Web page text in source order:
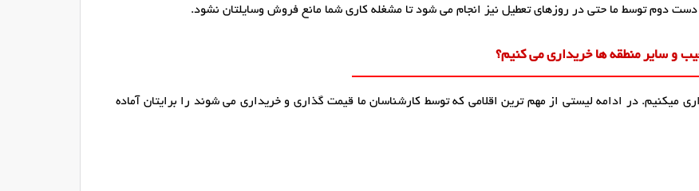
دست دوم توسط ما حتی در روزهای تعطیل نیز انجام می شود تا مشغله کاری شما مانع فروش وسایلتان نشود.
و سایر منطقه ها خریداری می کنیم؟
میکنیم. در ادامه لیستی از مهم ترین اقلامی که توسط کارشناسان ما قیمت گذاری و خریداری می شوند را برایتان آماده